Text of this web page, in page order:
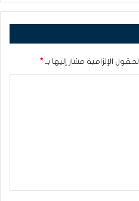
الحقول الإلزامية مشار إليها بـ *